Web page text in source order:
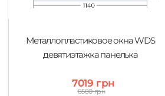
Металлопластиковое окна WDS
девятиэтажка панелька
7019 грн
8580 грн